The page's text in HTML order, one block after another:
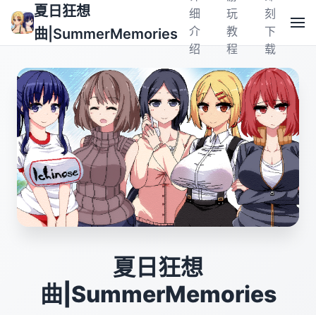
夏日狂想
曲|SummerMemories
细
介
绍
玩
教
程
刻
下
载
夏日狂想
曲|SummerMemories